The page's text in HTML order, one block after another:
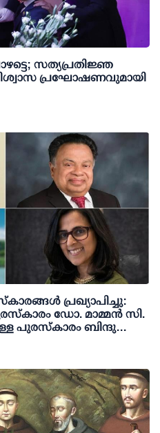
സത്യപ്രതിജ്ഞ
പ്രഘോഷണവുമായി
പ്രഖ്യാപിച്ചു:
ഡോ. മാമ്മന്‍ സി.
പുരസ്‌കാരം ബിന്ദു